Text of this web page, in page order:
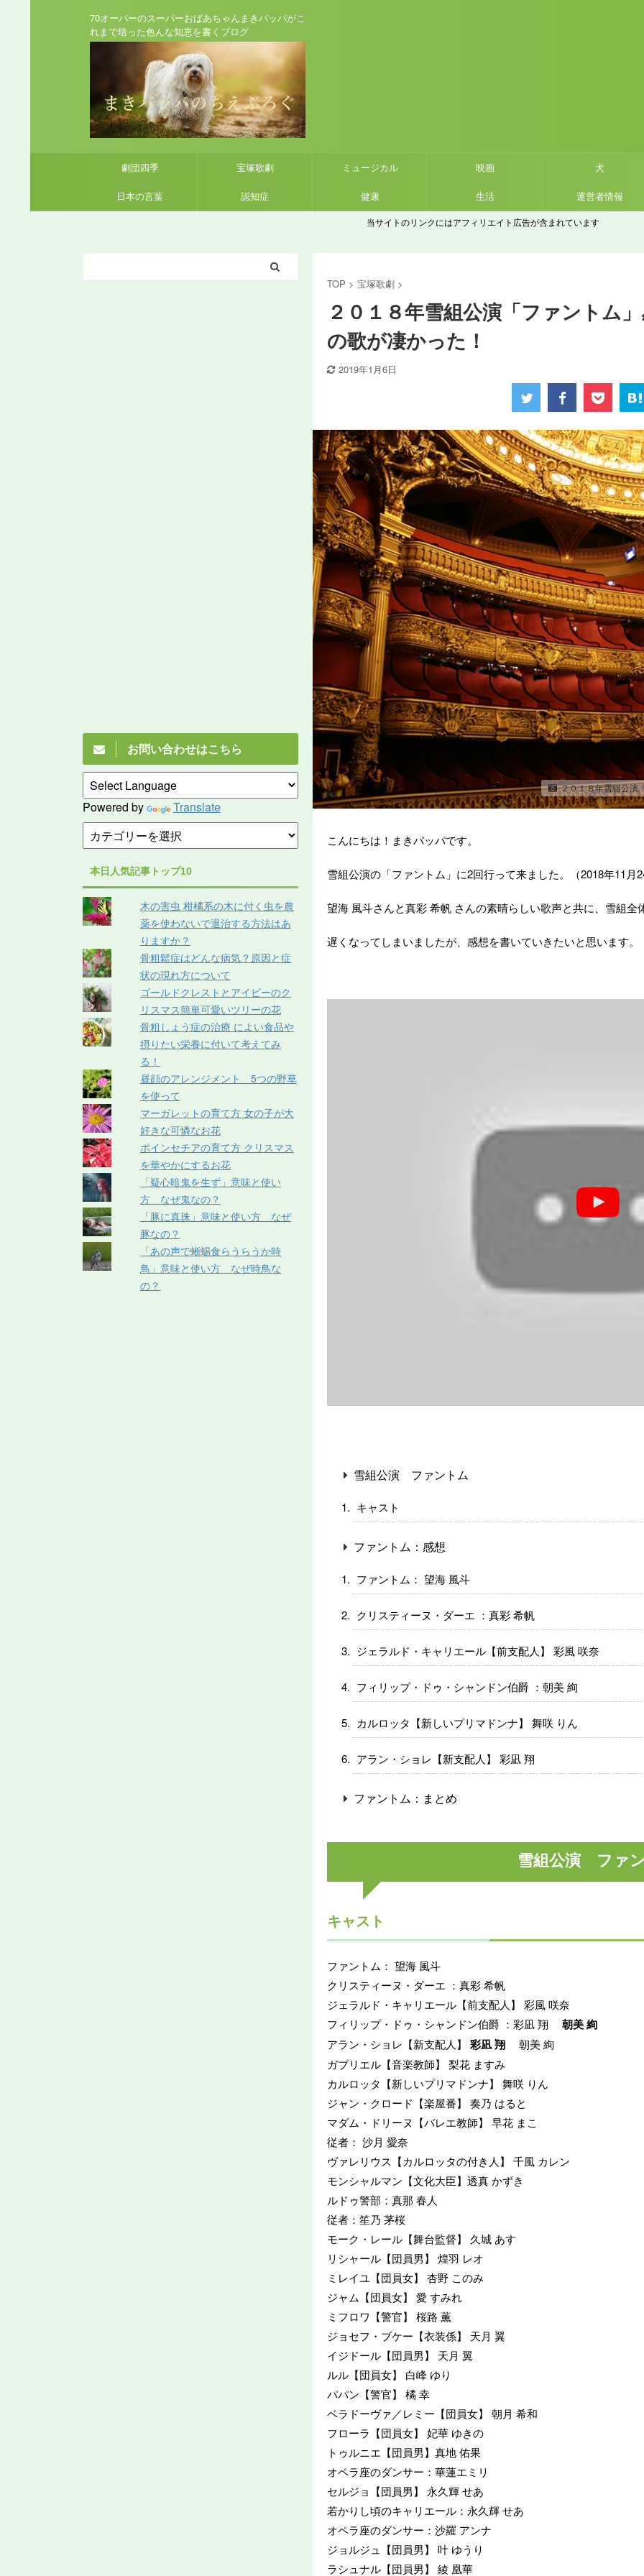
70オーバーのスーパーおばあちゃんまきバッパがこ
れまで培った色んな知恵を書くブログ
劇団四季 宝塚歌劇 ミュージカル 映画 犬
日本の言葉 認知症 健康 生活 運営者情報
当サイトのリンクにはアフィリエイト広告が含まれています
TOP > 宝塚歌劇 >
２０１８年雪組公演「ファントム
の歌が凄かった！
2019年1月6日
２０１８年雪組公演
こんにちは！まきバッパです。
雪組公演の「ファントム」に2回行って来ました。（2018年11
望海 風斗さんと真彩 希帆 さんの素晴らしい歌声と共に、雪組
遅くなってしまいましたが、感想を書いていきたいと思います。
雪組公演 ファントム
キャスト
ファントム：感想
ファントム： 望海 風斗
クリスティーヌ・ダーエ ：真彩 希帆
ジェラルド・キャリエール【前支配人】 彩風 咲奈
フィリップ・ドゥ・シャンドン伯爵 ：朝美 絢
カルロッタ【新しいプリマドンナ】 舞咲 りん
アラン・ショレ【新支配人】 彩凪 翔
ファントム：まとめ
雪組公演 ファ
キャスト
ファントム： 望海 風斗
クリスティーヌ・ダーエ ：真彩 希帆
ジェラルド・キャリエール【前支配人】 彩風 咲奈
フィリップ・ドゥ・シャンドン伯爵 ：彩凪 翔 朝美 絢
アラン・ショレ【新支配人】 彩凪 翔 朝美 絢
ガブリエル【音楽教師】 梨花 ますみ
カルロッタ【新しいプリマドンナ】 舞咲 りん
ジャン・クロード【楽屋番】 奏乃 はると
マダム・ドリーヌ【バレエ教師】 早花 まこ
従者： 沙月 愛奈
ヴァレリウス【カルロッタの付き人】 千風 カレン
モンシャルマン【文化大臣】透真 かずき
ルドゥ警部：真那 春人
従者：笙乃 茅桜
モーク・レール【舞台監督】 久城 あす
リシャール【団員男】 煌羽 レオ
ミレイユ【団員女】 杏野 このみ
ジャム【団員女】 愛 すみれ
ミフロワ【警官】 桜路 薫
ジョセフ・ブケー【衣装係】 天月 翼
イジドール【団員男】 天月 翼
ルル【団員女】 白峰 ゆり
パパン【警官】 橘 幸
ベラドーヴァ／レミー【団員女】 朝月 希和
フローラ【団員女】 妃華 ゆきの
トゥルニエ【団員男】真地 佑果
オペラ座のダンサー：華蓮エミリ
セルジョ【団員男】 永久輝 せあ
若かりし頃のキャリエール：永久輝 せあ
オペラ座のダンサー：沙羅 アンナ
ジョルジュ【団員男】 叶 ゆうり
ラシュナル【団員男】 綾 凰華
お問い合わせはこちら
Powered by Translate
本日人気記事トップ10
木の害虫 柑橘系の木に付く虫を農
薬を使わないで退治する方法はあ
りますか？
骨粗鬆症はどんな病気？原因と症
状の現れ方について
ゴールドクレストとアイビーのク
リスマス簡単可愛いツリーの花
骨粗しょう症の治療 によい食品や
摂りたい栄養に付いて考えてみ
る！
昼顔のアレンジメント 5つの野草
を使って
マーガレットの育て方 女の子が大
好きな可憐なお花
ポインセチアの育て方 クリスマス
を華やかにするお花
「疑心暗鬼を生ず」意味と使い
方 なぜ鬼なの？
「豚に真珠」意味と使い方 なぜ
豚なの？
「あの声で蜥蜴食らうらうか時
鳥」意味と使い方 なぜ時鳥な
の？